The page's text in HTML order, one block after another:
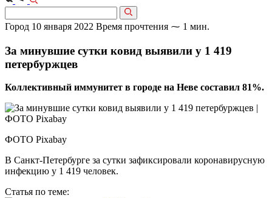
Город 10 января 2022 Время прочтения ⁓ 1 мин.
За минувшие сутки ковид выявили у 1 419
петербуржцев
Коллективный иммунитет в городе на Неве составил 81%.
ФОТО Pixabay
В Санкт-Петербурге за сутки зафиксировали коронавирусную
инфекцию у 1 419 человек.
Статья по теме: